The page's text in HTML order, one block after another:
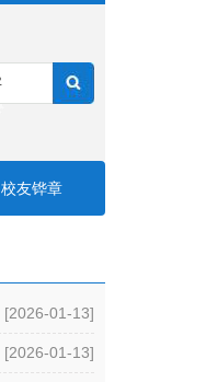
校友铧章
[2026-01-13]
[2026-01-13]